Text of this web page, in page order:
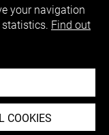
your navigation
statistics. Find out
COOKIES